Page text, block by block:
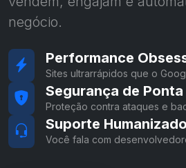
negócio.
Performance
Sites ultrarrápidos que o
Segurança de Ponta
Proteção contra ataques e
Suporte Humanizado
Você fala com